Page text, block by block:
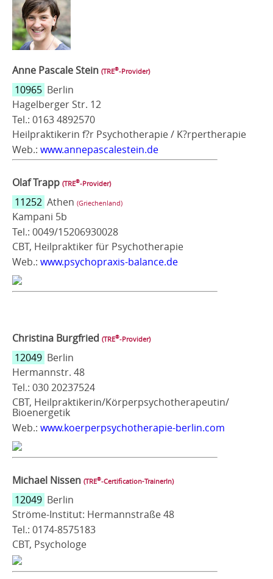
Anne Pascale Stein (TRE®‑Provider)
10965 Berlin
Hagelberger Str. 12
Tel.: 0163 4892570
Heilpraktikerin f?r Psychotherapie / K?rpertherapie
Web.: www.annepascalestein.de
Olaf Trapp (TRE®‑Provider)
11252 Athen (Griechenland)
Kampani 5b
Tel.: 0049/15206930028
CBT, Heilpraktiker für Psychotherapie
Web.: www.psychopraxis-balance.de
Christina Burgfried (TRE®‑Provider)
12049 Berlin
Hermannstr. 48
Tel.: 030 20237524
CBT, Heilpraktikerin/Körperpsychotherapeutin/
Bioenergetik
Web.: www.koerperpsychotherapie-berlin.com
Michael Nissen (TRE®‑Certification-TrainerIn)
12049 Berlin
Ströme-Institut: Hermannstraße 48
Tel.: 0174-8575183
CBT, Psychologe